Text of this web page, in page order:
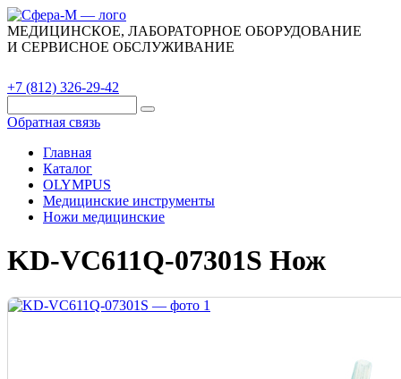
МЕДИЦИНСКОЕ, ЛАБОРАТОРНОЕ ОБОРУДОВАНИЕ
И СЕРВИСНОЕ ОБСЛУЖИВАНИЕ
+7 (812) 326-29-42
Обратная связь
Главная
Каталог
OLYMPUS
Медицинские инструменты
Ножи медицинские
KD-VC611Q-07301S Нож